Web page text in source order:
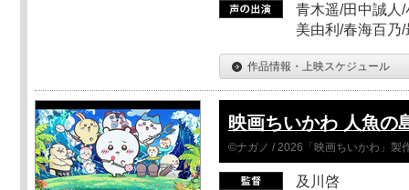
青木遥/田中誠人
美由利/春海百乃
作品情報・上映スケジュール
映画ちいかわ 人魚の
©ナガノ / 2026「映画ちいかわ」製
及川啓